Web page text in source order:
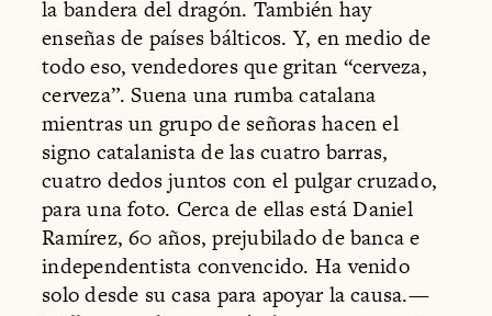
la bandera del dragón. También hay
enseñas de países bálticos. Y, en medio de
todo eso, vendedores que gritan “cerveza,
cerveza”. Suena una rumba catalana
mientras un grupo de señoras hacen el
signo catalanista de las cuatro barras,
cuatro dedos juntos con el pulgar cruzado,
para una foto. Cerca de ellas está Daniel
Ramírez, 60 años, prejubilado de banca e
independentista convencido. Ha venido
solo desde su casa para apoyar la causa.—